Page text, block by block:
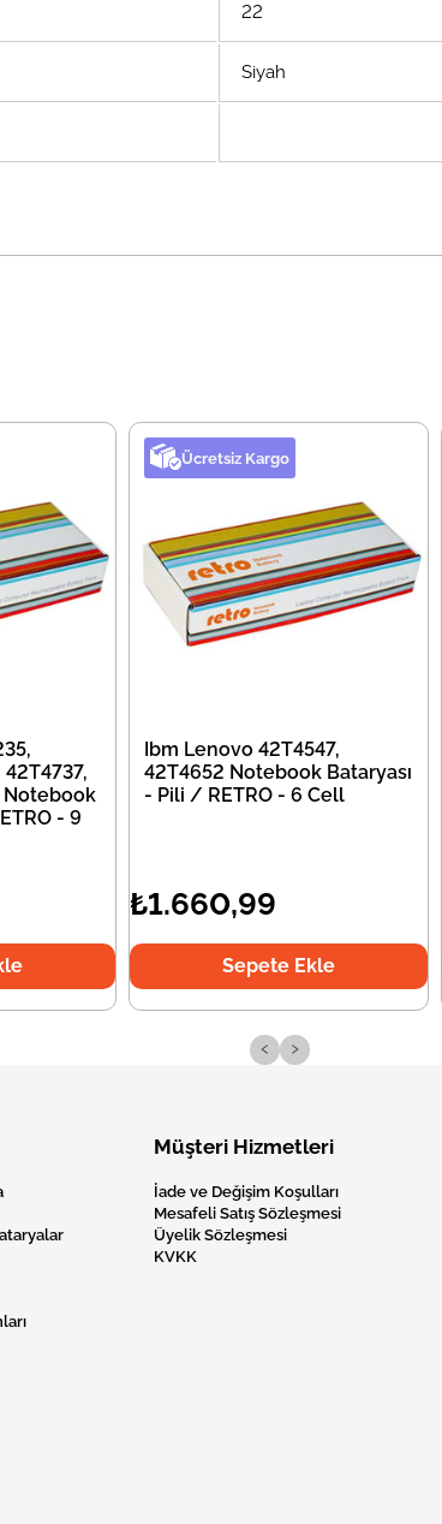
22
Siyah
42T4737,
Notebook
- 9
Ücretsiz Kargo
Ibm Lenovo 42T4547,
42T4652 Notebook Bataryası
- Pili / RETRO - 6 Cell
₺1.660,99
Sepete Ekle
‹ ›
Müşteri Hizmetleri
İade ve Değişim Koşulları
Mesafeli Satış Sözleşmesi
Üyelik Sözleşmesi
KVKK